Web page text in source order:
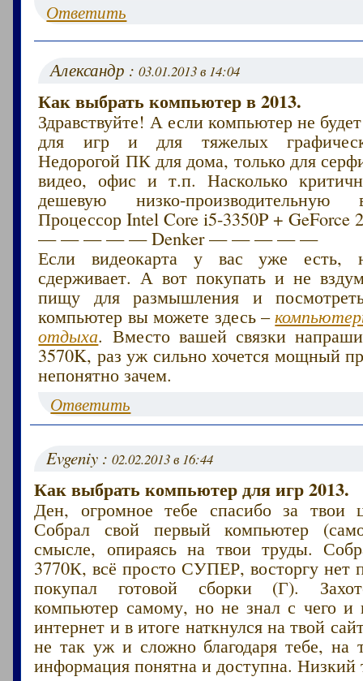
Ответить
Александр :03.01.2013 в 14:04
Как выбрать компьютер в 2013.
Здравствуйте! А если компьютер не
для игр и для тяжелых
Недорогой ПК для дома, только для
видео, офис и т.п. Насколько
дешевую низко-производительную
Процессор Intel Core i5-3350P + GeForce
— — — — — Denker — — — — —
Если видеокарта у вас уже есть,
сдерживает. А вот покупать и не
пищу для размышления и
компьютер вы можете здесь –
отдыха. Вместо вашей связки
3570K, раз уж сильно хочется мощный
непонятно зачем.
Ответить
Evgeniy :02.02.2013 в 16:44
Как выбрать компьютер для игр 2013.
Ден, огромное тебе спасибо за твои
Собрал свой первый компьютер
смысле, опираясь на твои труды.
3770К, всё просто СУПЕР, восторгу нет
покупал готовой сборки (Г).
компьютер самому, но не знал с чего и
интернет и в итоге наткнулся на твой
не так уж и сложно благодаря тебе, на
информация понятна и доступна. Низкий